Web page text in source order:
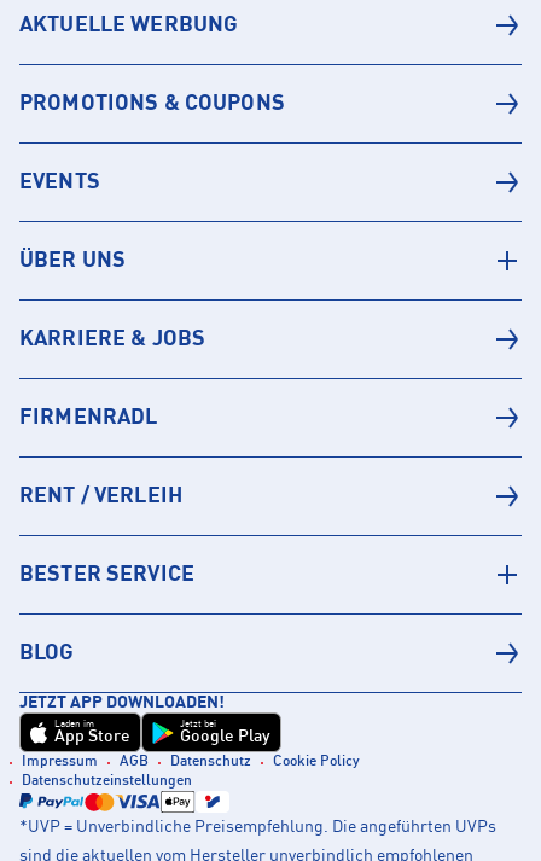
AKTUELLE WERBUNG
PROMOTIONS & COUPONS
EVENTS
ÜBER UNS
KARRIERE & JOBS
FIRMENRADL
RENT / VERLEIH
BESTER SERVICE
BLOG
JETZT APP DOWNLOADEN!
Laden im
App Store
Jetzt bei
Google Play
Impressum AGB Datenschutz
Cookie Policy
Datenschutzeinstellungen
*UVP = Unverbindliche Preisempfehlung. Die angeführten UVPs
sind die aktuellen vom Hersteller unverbindlich empfohlenen